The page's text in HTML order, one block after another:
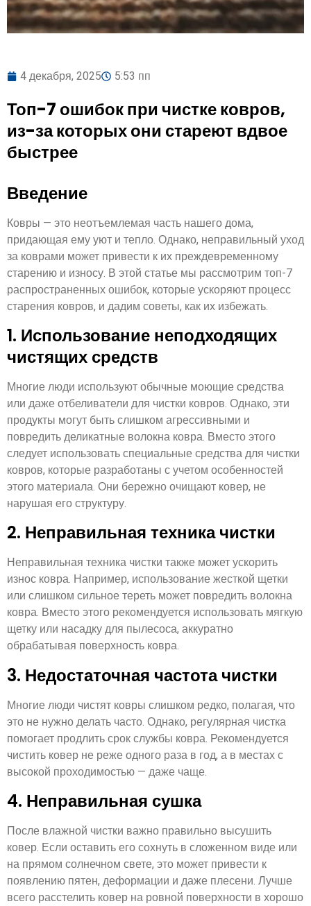
4 декабря, 2025 5:53 пп
Топ-7 ошибок при чистке ковров,
из-за которых они стареют вдвое
быстрее
Введение
Ковры — это неотъемлемая часть нашего дома,
придающая ему уют и тепло. Однако, неправильный уход
за коврами может привести к их преждевременному
старению и износу. В этой статье мы рассмотрим топ-7
распространенных ошибок, которые ускоряют процесс
старения ковров, и дадим советы, как их избежать.
1. Использование неподходящих
чистящих средств
Многие люди используют обычные моющие средства
или даже отбеливатели для чистки ковров. Однако, эти
продукты могут быть слишком агрессивными и
повредить деликатные волокна ковра. Вместо этого
следует использовать специальные средства для чистки
ковров, которые разработаны с учетом особенностей
этого материала. Они бережно очищают ковер, не
нарушая его структуру.
2. Неправильная техника чистки
Неправильная техника чистки также может ускорить
износ ковра. Например, использование жесткой щетки
или слишком сильное тереть может повредить волокна
ковра. Вместо этого рекомендуется использовать мягкую
щетку или насадку для пылесоса, аккуратно
обрабатывая поверхность ковра.
3. Недостаточная частота чистки
Многие люди чистят ковры слишком редко, полагая, что
это не нужно делать часто. Однако, регулярная чистка
помогает продлить срок службы ковра. Рекомендуется
чистить ковер не реже одного раза в год, а в местах с
высокой проходимостью — даже чаще.
4. Неправильная сушка
После влажной чистки важно правильно высушить
ковер. Если оставить его сохнуть в сложенном виде или
на прямом солнечном свете, это может привести к
появлению пятен, деформации и даже плесени. Лучше
всего расстелить ковер на ровной поверхности в хорошо